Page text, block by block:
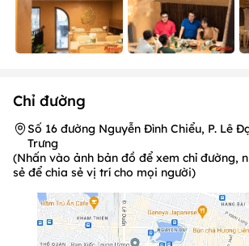
Chỉ đường
Số 16 đường Nguyễn Đình Chiểu, P. Lê
Trưng
(Nhấn vào ảnh bản đồ để xem chỉ đường,
sẻ để chia sẻ vị trí cho mọi người)